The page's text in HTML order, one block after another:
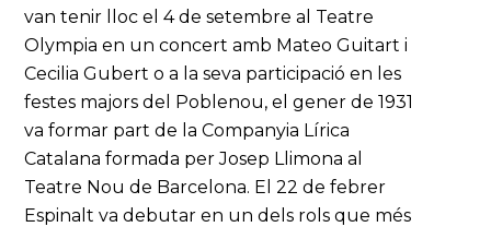
van tenir lloc el 4 de setembre al Teatre
Olympia en un concert amb Mateo Guitart i
Cecilia Gubert o a la seva participació en les
festes majors del Poblenou, el gener de 1931
va formar part de la Companyia Lírica
Catalana formada per Josep Llimona al
Teatre Nou de Barcelona. El 22 de febrer
Espinalt va debutar en un dels rols que més